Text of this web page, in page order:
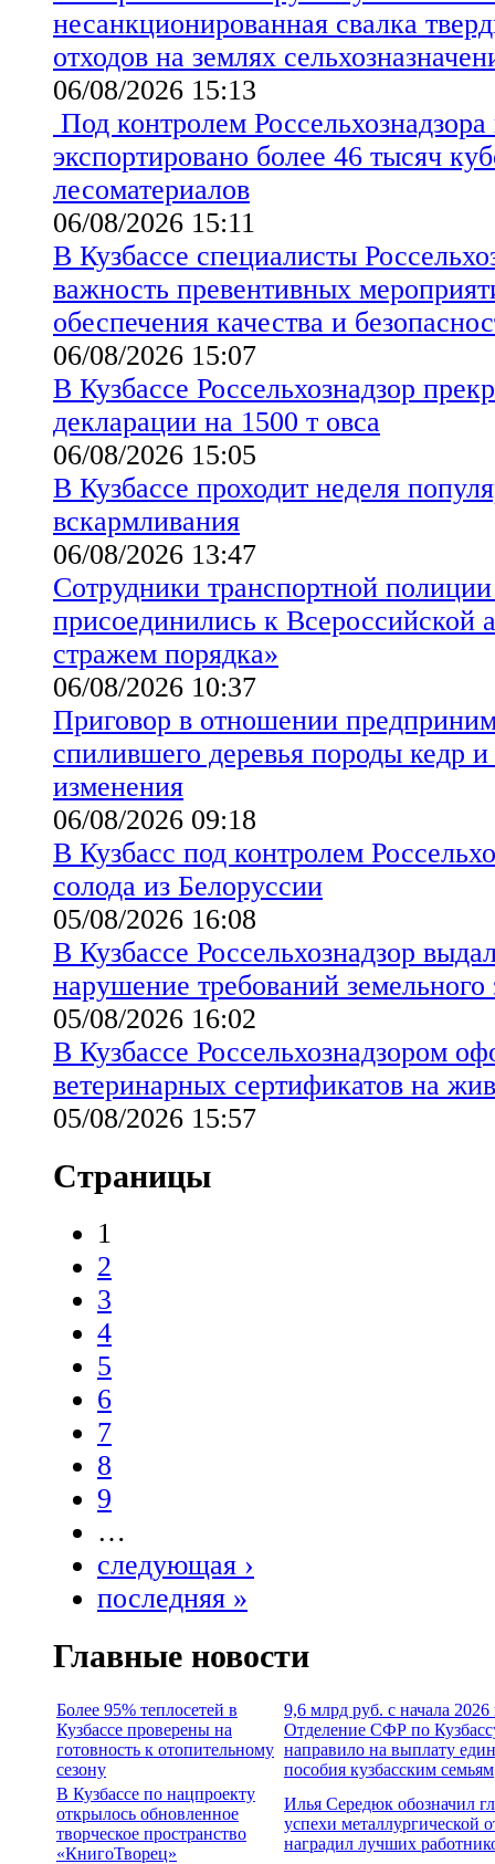
несанкционированная свалка
отходов на землях
06/08/2026 15:13
Под контролем Россельхознадзора
экспортировано более 46 тысяч
лесоматериалов
06/08/2026 15:11
В Кузбассе специалисты
важность превентивных
обеспечения качества и
06/08/2026 15:07
В Кузбассе Россельхознадзор
декларации на 1500 т овса
06/08/2026 15:05
В Кузбассе проходит неделя
вскармливания
06/08/2026 13:47
Сотрудники транспортной полиции
присоединились к Всероссийской
стражем порядка»
06/08/2026 10:37
Приговор в отношении
спилившего деревья породы кедр и
изменения
06/08/2026 09:18
В Кузбасс под контролем
солода из Белоруссии
05/08/2026 16:08
В Кузбассе Россельхознадзор
нарушение требований земельного
05/08/2026 16:02
В Кузбассе Россельхознадзором
ветеринарных сертификатов на
05/08/2026 15:57
Страницы
1
2
3
4
5
6
7
8
9
…
следующая ›
последняя »
Главные новости
Более 95% теплосетей в
Кузбассе проверены на
готовность к отопительному
сезону
9,6 млрд руб. с начала 2026
Отделение СФР по
направило на выплату
пособия кузбасским семьям
В Кузбассе по нацпроекту
открылось обновленное
творческое пространство
«КнигоТворец»
Илья Середюк обозначил
успехи металлургической
наградил лучших